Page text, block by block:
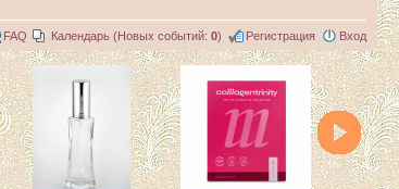
FAQ Календарь (Новых событий: 0) Регистрация Вход